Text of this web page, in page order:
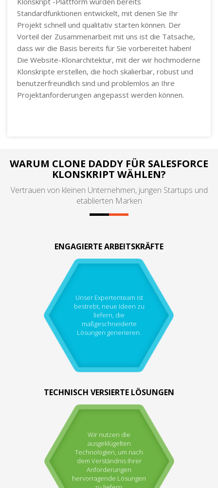
Standardfunktionen entwickelt, mit denen Sie Ihr
Projekt schnell und qualitativ starten können. Der
Vorteil der Zusammenarbeit mit uns ist die Tatsache,
dass wir die Basis bereits für Sie vorbereitet haben!
Die Website-Klonarchitektur, mit der wir hochmoderne
Klonskripte erstellen, die hoch skalierbar, robust und
benutzerfreundlich sind und problemlos an Ihre
Projektanforderungen angepasst werden können.
WARUM CLONE DADDY FÜR SALESFORCE
KLONSKRIPT WÄHLEN?
Vertrauen von kleinen Unternehmen, jungen Startups und
etablierten Marken
ENGAGIERTE ARBEITSKRÄFTE
Unser Expertenteam ist
bestrebt, neue Ideen zu
liefern, die
maßgeschneiderte
Lösungen generieren.
TECHNISCH VERSIERTE LÖSUNGEN
Wir nutzen die
ausgeklügelten
Technologien, um nach
dem Verständnis Ihrer
Anforderungen
hervorragende Lösungen